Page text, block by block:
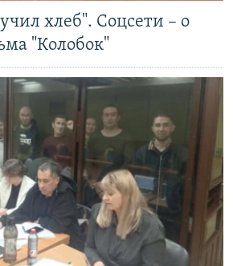
хлеб". Соцсети – о
"Колобок"